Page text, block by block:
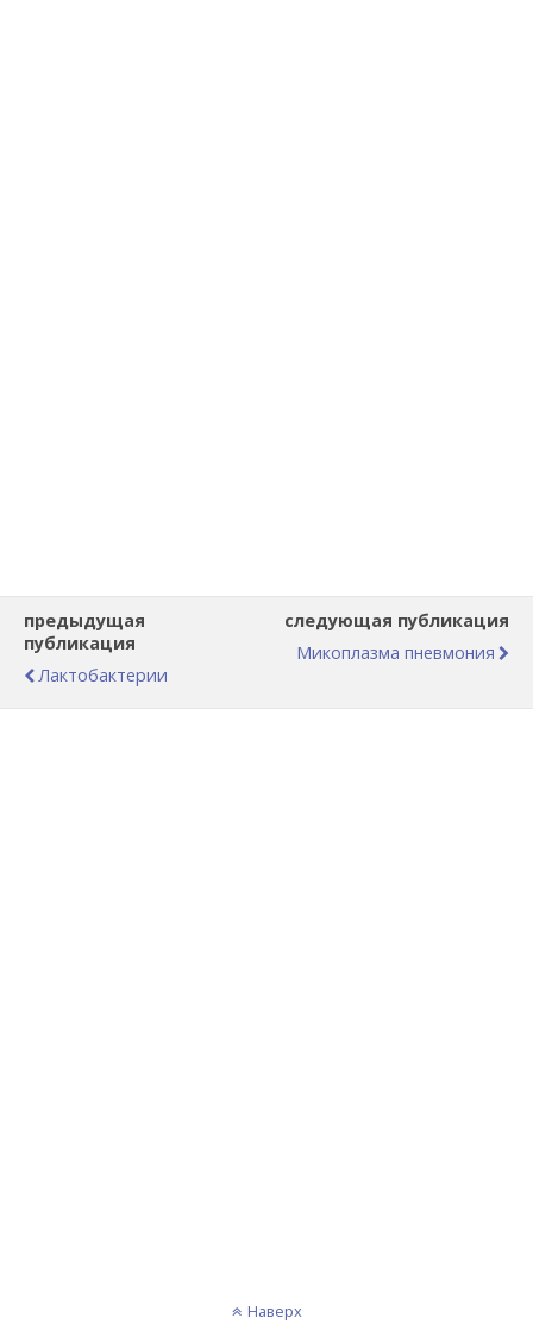
предыдущая
публикация
Лактобактерии
следующая публикация
Микоплазма пневмония
Наверх